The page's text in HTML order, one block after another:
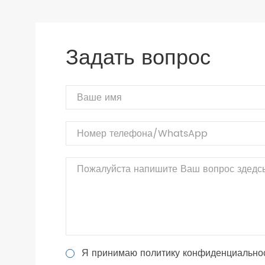
Задать вопрос
Я принимаю политику